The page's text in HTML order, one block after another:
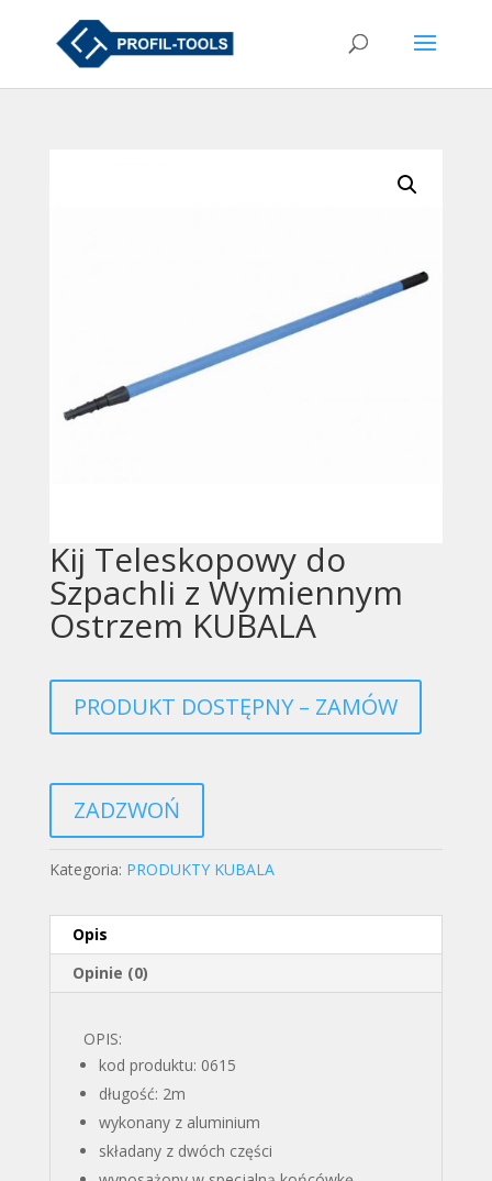
Kij Teleskopowy do
Szpachli z Wymiennym
Ostrzem KUBALA
PRODUKT DOSTĘPNY – ZAMÓW
ZADZWOŃ
Kategoria: PRODUKTY KUBALA
Opis
Opinie (0)
OPIS:
kod produktu: 0615
długość: 2m
wykonany z aluminium
składany z dwóch części